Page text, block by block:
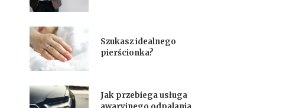
Szukasz idealnego
pierścionka?
Jak przebiega usługa